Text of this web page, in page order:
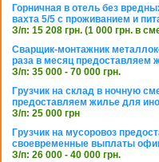
Горничная в отель без
вахта 5/5 с проживанием и
З/п: 15 208 грн. (1 000 грн. в
Сварщик-монтажник
раза в месяц предоставляем
З/п: 35 000 - 70 000 грн.
Грузчик на склад в ночную
предоставляем жилье для
З/п: 25 000 грн
Грузчик на мусоровоз
своевременные выплаты
З/п: 26 000 - 40 000 грн.